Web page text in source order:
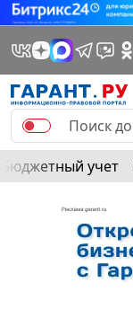
Бюджетный учет